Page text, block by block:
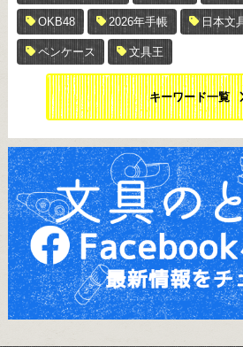
OKB48 2026年手帳 日本文
ペンケース 文具王
キーワード一覧